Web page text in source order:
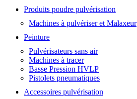
Produits poudre pulvérisation
Machines à pulvériser et Malaxeur
Peinture
Pulvérisateurs sans air
Machines à tracer
Basse Pression HVLP
Pistolets pneumatiques
Accessoires pulvérisation